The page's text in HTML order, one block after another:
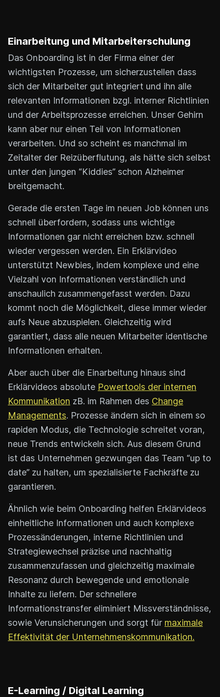
Einarbeitung und Mitarbeiterschulung
Das Onboarding ist in der Firma einer der
wichtigsten Prozesse, um sicherzustellen dass
sich der Mitarbeiter gut integriert und ihn alle
relevanten Informationen bzgl. interner Richtlinien
und der Arbeitsprozesse erreichen. Unser Gehirn
kann aber nur einen Teil von Informationen
verarbeiten. Und so scheint es manchmal im
Zeitalter der Reizüberflutung, als hätte sich selbst
unter den jungen “Kiddies” schon Alzheimer
breitgemacht.
Gerade die ersten Tage im neuen Job können uns
schnell überfordern, sodass uns wichtige
Informationen gar nicht erreichen bzw. schnell
wieder vergessen werden. Ein Erklärvideo
unterstützt Newbies, indem komplexe und eine
Vielzahl von Informationen verständlich und
anschaulich zusammengefasst werden. Dazu
kommt noch die Möglichkeit, diese immer wieder
aufs Neue abzuspielen. Gleichzeitig wird
garantiert, dass alle neuen Mitarbeiter identische
Informationen erhalten.
Aber auch über die Einarbeitung hinaus sind
Erklärvideos absolute Powertools der internen
Kommunikation zB. im Rahmen des Change
Managements. Prozesse ändern sich in einem so
rapiden Modus, die Technologie schreitet voran,
neue Trends entwickeln sich. Aus diesem Grund
ist das Unternehmen gezwungen das Team “up to
date” zu halten, um spezialisierte Fachkräfte zu
garantieren.
Ähnlich wie beim Onboarding helfen Erklärvideos
einheitliche Informationen und auch komplexe
Prozessänderungen, interne Richtlinien und
Strategiewechsel präzise und nachhaltig
zusammenzufassen und gleichzeitig maximale
Resonanz durch bewegende und emotionale
Inhalte zu liefern. Der schnellere
Informationstransfer eliminiert Missverständnisse,
sowie Verunsicherungen und sorgt für maximale
Effektivität der Unternehmenskommunikation.
E-Learning / Digital Learning